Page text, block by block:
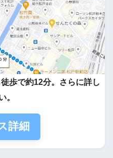
歩で約12分。さらに詳し
。
詳細